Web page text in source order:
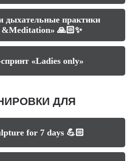
дыхательные практики
&Meditation» 🙏🏻✨
«Ladies only»
ДЛЯ
for 7 days 💪🏻